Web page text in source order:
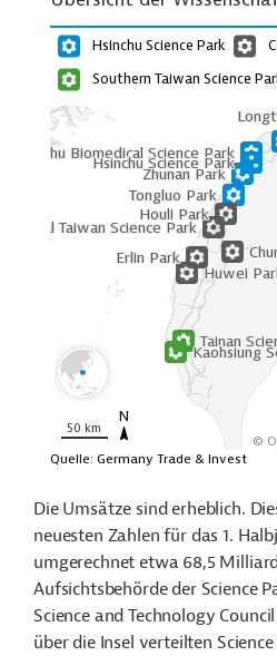
Die Umsätze sind erheblich.
neuesten Zahlen für das 1.
umgerechnet etwa 68,5
Aufsichtsbehörde der Science
Science and Technology Council
über die Insel verteilten